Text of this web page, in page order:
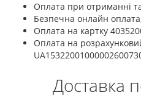
Оплата при отриманні
Безпечна онлайн
Оплата на картку
Оплата на
Доставка